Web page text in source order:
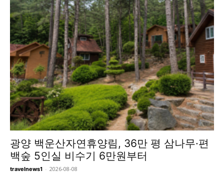
광양 백운산자연휴양림, 36만 평 삼나무·편
백숲 5인실 비수기 6만원부터
travelnews1 - 2026-08-08